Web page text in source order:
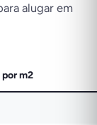
alugar em
por m2